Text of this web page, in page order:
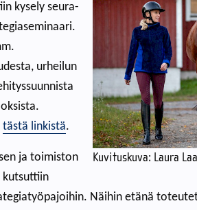
Kuvituskuva: Laura
kysely seura-
urheilun
tästä linkistä.
ja toimiston
kutsuttiin
Näihin etänä